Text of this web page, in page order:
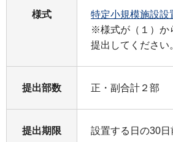
様式
特定小規模施設設
※様式が（１）か
提出してください
提出部数 正・副合計２部
提出期限 設置する日の30日